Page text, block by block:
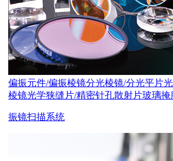
偏振元件/偏振棱镜分光棱镜/分光平片
棱镜光学狭缝片/精密针孔散射片玻璃掩
振镜扫描系统